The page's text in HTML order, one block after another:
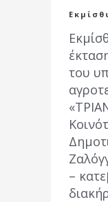
του
–